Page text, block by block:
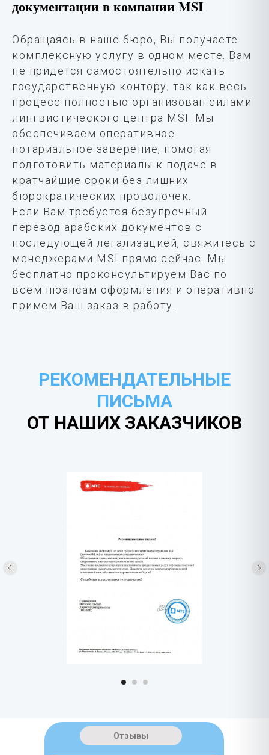
документации в компании MSI
Обращаясь в наше бюро, Вы получаете
комплексную услугу в одном месте. Вам
не придется самостоятельно искать
государственную контору, так как весь
процесс полностью организован силами
лингвистического центра MSI. Мы
обеспечиваем оперативное
нотариальное заверение, помогая
подготовить материалы к подаче в
кратчайшие сроки без лишних
бюрократических проволочек.
Если Вам требуется безупречный
перевод арабских документов с
последующей легализацией, свяжитесь с
менеджерами MSI прямо сейчас. Мы
бесплатно проконсультируем Вас по
всем нюансам оформления и оперативно
примем Ваш заказ в работу.
РЕКОМЕНДАТЕЛЬНЫЕ
ПИСЬМА
ОТ НАШИХ ЗАКАЗЧИКОВ
Отзывы